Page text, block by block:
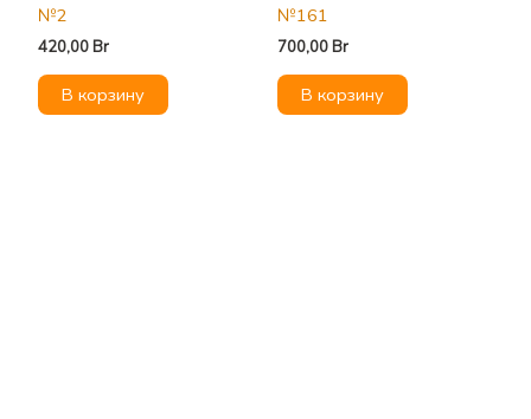
№2
420,00Br
В корзину
№161
700,00Br
В корзину